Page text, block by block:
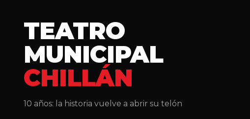
TEATRO
MUNICIPAL
CHILLÁN
10 años: la historia vuelve a abrir su telón